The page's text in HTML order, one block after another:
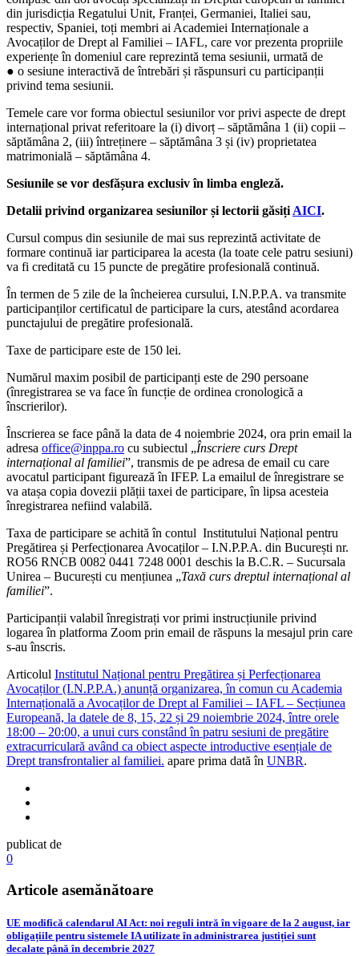
din jurisdicția Regatului Unit, Franței, Germaniei, Italiei sau,
respectiv, Spaniei, toți membri ai Academiei Internaționale a
Avocaților de Drept al Familiei – IAFL, care vor prezenta propriile
experiențe în domeniul care reprezintă tema sesiunii, urmată de
● o sesiune interactivă de întrebări și răspunsuri cu participanții
privind tema sesiunii.
Temele care vor forma obiectul sesiunilor vor privi aspecte de drept
internațional privat referitoare la (i) divorț – săptămâna 1 (ii) copii –
săptămâna 2, (iii) întreținere – săptămâna 3 și (iv) proprietatea
matrimonială – săptămâna 4.
Sesiunile se vor desfășura exclusiv în limba engleză.
Detalii privind organizarea sesiunilor și lectorii găsiți AICI.
Cursul compus din sesiunile de mai sus reprezintă activitate de
formare continuă iar participarea la acesta (la toate cele patru sesiuni)
va fi creditată cu 15 puncte de pregătire profesională continuă.
În termen de 5 zile de la încheierea cursului, I.N.P.P.A. va transmite
participanților certificatul de participare la curs, atestând acordarea
punctajului de pregătire profesională.
Taxe de participare este de 150 lei.
Numărul maxim posibil de participanți este de 290 persoane
(înregistrarea se va face în funcție de ordinea cronologică a
înscrierilor).
Înscrierea se face până la data de 4 noiembrie 2024, ora prin email la
adresa office@inppa.ro cu subiectul „Înscriere curs Drept
internațional al familiei”, transmis de pe adresa de email cu care
avocatul participant figurează în IFEP. La emailul de înregistrare se
va atașa copia dovezii plății taxei de participare, în lipsa acesteia
înregistrarea nefiind valabilă.
Taxa de participare se achită în contul Institutului Național pentru
Pregătirea și Perfecționarea Avocaților – I.N.P.P.A. din București nr.
RO56 RNCB 0082 0441 7248 0001 deschis la B.C.R. – Sucursala
Unirea – București cu mențiunea „Taxă curs dreptul internațional al
familiei”.
Participanții valabil înregistrați vor primi instrucțiunile privind
logarea în platforma Zoom prin email de răspuns la mesajul prin care
s-au înscris.
Articolul Institutul Național pentru Pregătirea și Perfecționarea
Avocaților (I.N.P.P.A.) anunță organizarea, în comun cu Academia
Internațională a Avocaților de Drept al Familiei – IAFL – Secțiunea
Europeană, la datele de 8, 15, 22 și 29 noiembrie 2024, între orele
18:00 – 20:00, a unui curs constând în patru sesiuni de pregătire
extracurriculară având ca obiect aspecte introductive esențiale de
Drept transfrontalier al familiei. apare prima dată în UNBR.
publicat de
0
Articole asemănătoare
UE modifică calendarul AI Act: noi reguli intră în vigoare de la 2 august, iar
obligațiile pentru sistemele IA utilizate în administrarea justiției sunt
decalate până în decembrie 2027